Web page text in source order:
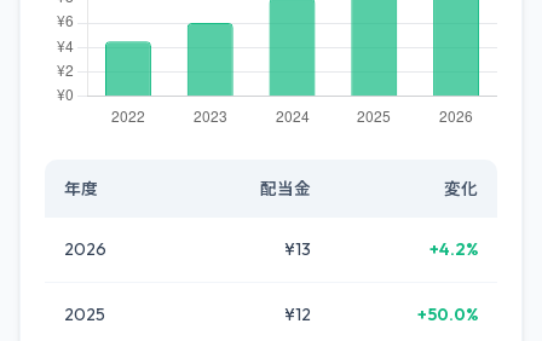
年度 配当金 変化
2026 ¥13 +4.2%
2025 ¥12 +50.0%